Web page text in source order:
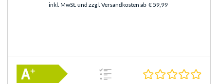
inkl. MwSt. und zzgl. Versandkosten ab € 59,99